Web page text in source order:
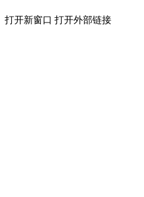
打开新窗口 打开外部链接